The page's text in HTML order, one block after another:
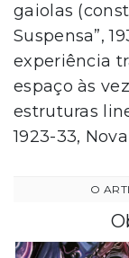
gaiolas
Suspensa”,
experiência
espaço às
estruturas
1923-33,